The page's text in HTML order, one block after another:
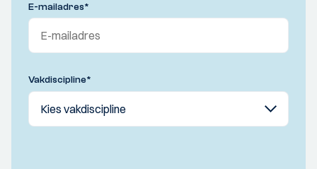
E-mailadres*
Vakdiscipline*